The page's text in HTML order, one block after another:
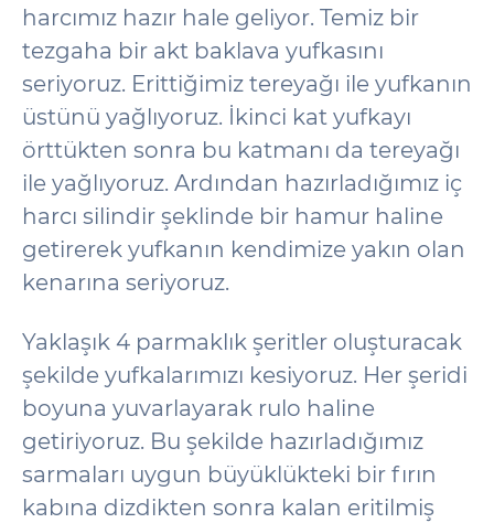
harcımız hazır hale geliyor. Temiz bir
tezgaha bir akt baklava yufkasını
seriyoruz. Erittiğimiz tereyağı ile yufkanın
üstünü yağlıyoruz. İkinci kat yufkayı
örttükten sonra bu katmanı da tereyağı
ile yağlıyoruz. Ardından hazırladığımız iç
harcı silindir şeklinde bir hamur haline
getirerek yufkanın kendimize yakın olan
kenarına seriyoruz.
Yaklaşık 4 parmaklık şeritler oluşturacak
şekilde yufkalarımızı kesiyoruz. Her şeridi
boyuna yuvarlayarak rulo haline
getiriyoruz. Bu şekilde hazırladığımız
sarmaları uygun büyüklükteki bir fırın
kabına dizdikten sonra kalan eritilmiş